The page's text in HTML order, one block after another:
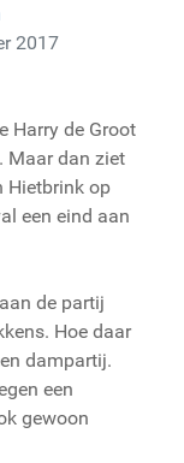
2017
Harry de Groot
Maar dan ziet
Hietbrink op
een eind aan
de partij
Hoe daar
dampartij.
een
gewoon